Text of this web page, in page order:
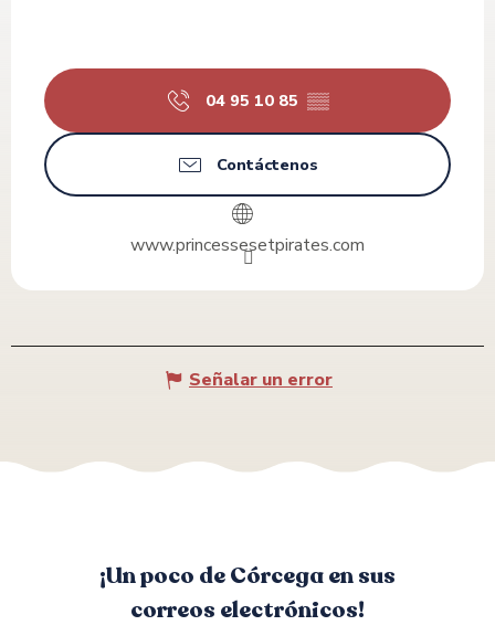
04 95 10 85 ▒▒
Contáctenos
www.princessesetpirates.com
Señalar un error
¡Un poco de Córcega en sus
correos electrónicos!